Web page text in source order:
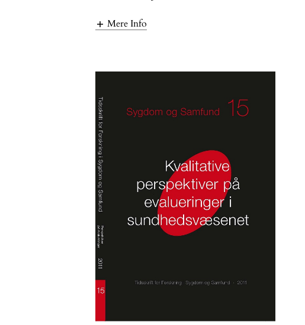
Mere Info